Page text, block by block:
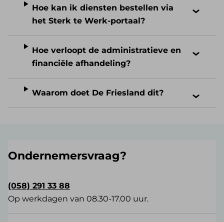
Hoe kan ik diensten bestellen via
het Sterk te Werk-portaal?
Hoe verloopt de administratieve en
financiële afhandeling?
Waarom doet De Friesland dit?
Ondernemersvraag?
(058) 291 33 88
Op werkdagen van 08.30-17.00 uur.